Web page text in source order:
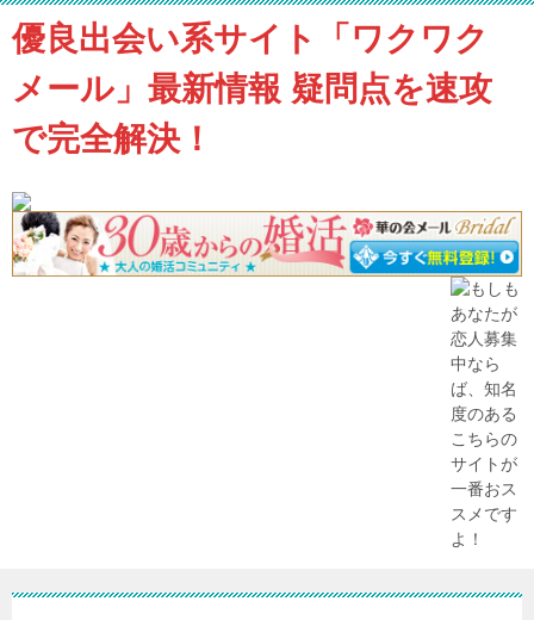
優良出会い系サイト「ワクワク
メール」最新情報 疑問点を速攻
で完全解決！